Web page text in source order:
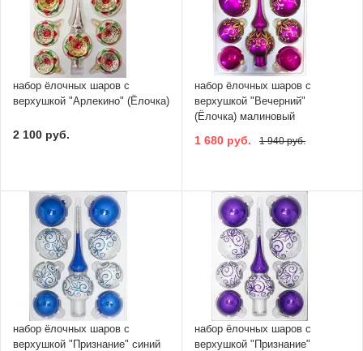
набор ёлочных шаров с
верхушкой "Арлекино" (Ёлочка)
2 100 руб.
набор ёлочных шаров с
верхушкой "Вечерний"
(Ёлочка) малиновый
1 680 руб. 1 940 руб.
набор ёлочных шаров с
верхушкой "Признание" синий
набор ёлочных шаров с
верхушкой "Признание"